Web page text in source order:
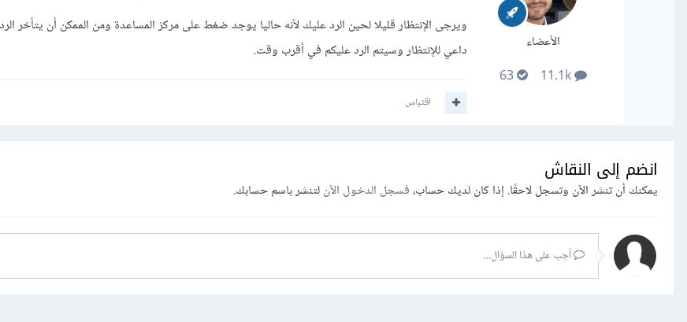
الأعضاء
11.1k
63
ويرجى الإنتظار قليلا لحين الرد عليك لأنه حاليا يوجد ضغط على مركز المساعدة ومن الممكن أن يتأخر الرد
داعي للإنتظار وسيتم الرد عليكم في أقرب وقت.
اقتباس
انضم إلى النقاش
يمكنك أن تنشر الآن وتسجل لاحقًا. إذا كان لديك حساب،فسجل الدخول الآنلتنشر باسم حسابك.
أجب على هذا السؤال...